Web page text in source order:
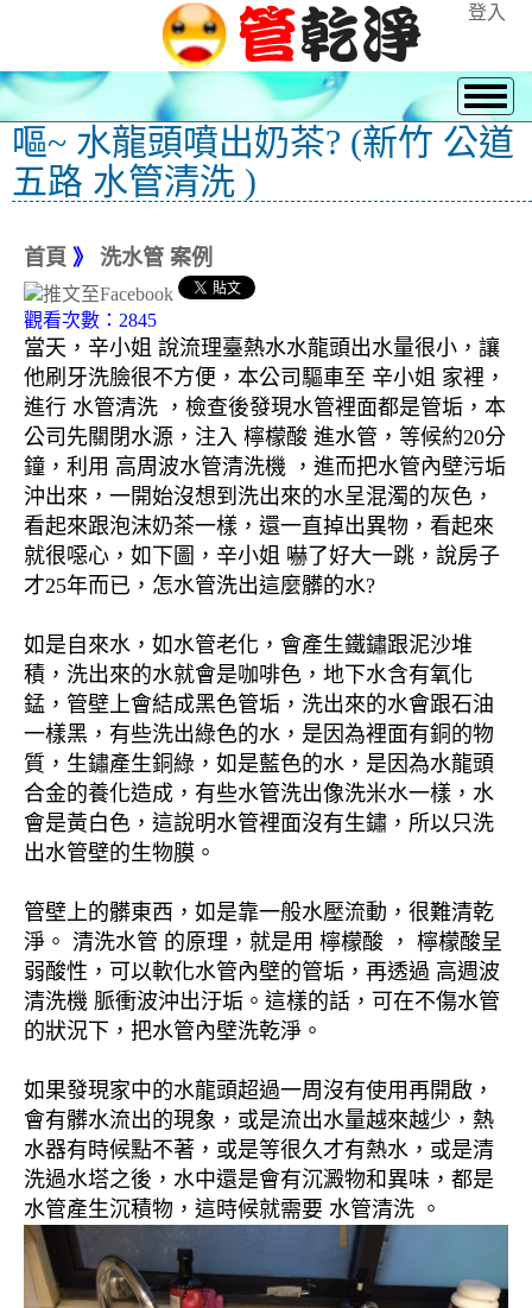
登入
嘔~ 水龍頭噴出奶茶? (新竹 公道
五路 水管清洗 )
首頁 》 洗水管 案例
觀看次數：2845
當天，辛小姐 說流理臺熱水水龍頭出水量很小，讓
他刷牙洗臉很不方便，本公司驅車至 辛小姐 家裡，
進行 水管清洗 ，檢查後發現水管裡面都是管垢，本
公司先關閉水源，注入 檸檬酸 進水管，等候約20分
鐘，利用 高周波水管清洗機 ，進而把水管內壁污垢
沖出來，一開始沒想到洗出來的水呈混濁的灰色，
看起來跟泡沫奶茶一樣，還一直掉出異物，看起來
就很噁心，如下圖，辛小姐 嚇了好大一跳，說房子
才25年而已，怎水管洗出這麼髒的水?
如是自來水，如水管老化，會產生鐵鏽跟泥沙堆
積，洗出來的水就會是咖啡色，地下水含有氧化
錳，管壁上會結成黑色管垢，洗出來的水會跟石油
一樣黑，有些洗出綠色的水，是因為裡面有銅的物
質，生鏽產生銅綠，如是藍色的水，是因為水龍頭
合金的養化造成，有些水管洗出像洗米水一樣，水
會是黃白色，這說明水管裡面沒有生鏽，所以只洗
出水管壁的生物膜。
管壁上的髒東西，如是靠一般水壓流動，很難清乾
淨。 清洗水管 的原理，就是用 檸檬酸 ， 檸檬酸呈
弱酸性，可以軟化水管內壁的管垢，再透過 高週波
清洗機 脈衝波沖出汙垢。這樣的話，可在不傷水管
的狀況下，把水管內壁洗乾淨。
如果發現家中的水龍頭超過一周沒有使用再開啟，
會有髒水流出的現象，或是流出水量越來越少，熱
水器有時候點不著，或是等很久才有熱水，或是清
洗過水塔之後，水中還是會有沉澱物和異味，都是
水管產生沉積物，這時候就需要 水管清洗 。